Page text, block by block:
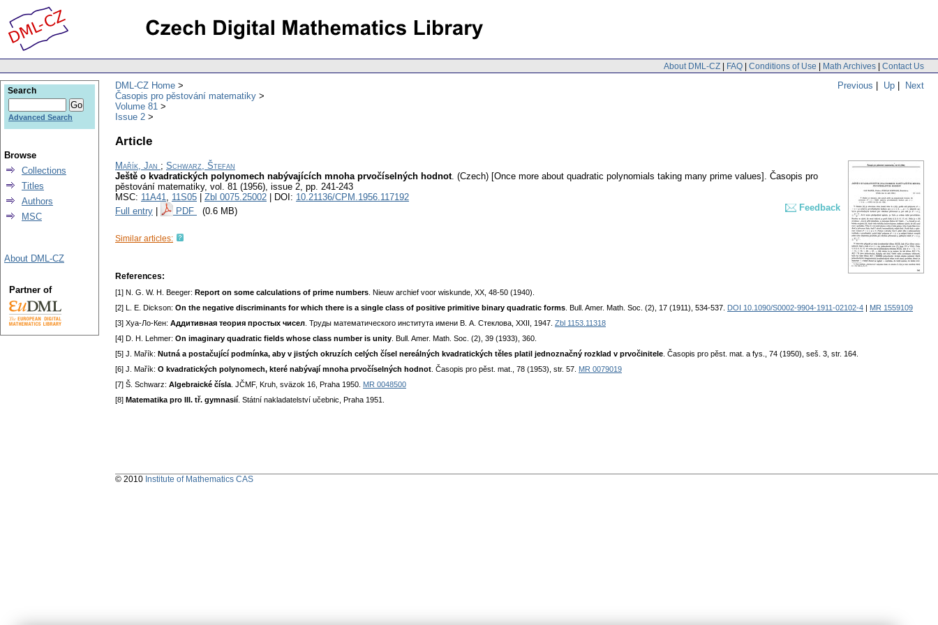
About DML-CZ | FAQ | Conditions of Use | Math Archives | Contact Us
Previous | Up | Next
DML-CZ Home
Časopis pro pěstování matematiky
Volume 81
Issue 2
Article
Mařík, Jan ; Schwarz, Štefan
Ještě o kvadratických polynomech nabývajících mnoha prvočíselných hodnot. (Czech) [Once more about quadratic polynomials taking many prime values]. Časopis pro
pěstování matematiky, vol. 81 (1956), issue 2, pp. 241-243
MSC: 11A41, 11S05 Zbl 0075.25002 | DOI: 10.21136/CPM.1956.117192
Full entry
PDF (0.6 MB) Feedback
Similar articles:
References:
[1] N. G. W. H. Beeger: Report on some calculations of prime numbers . Nieuw archief voor wiskunde, XX, 48-50 (1940).
[2] L. E. Dickson: On the negative discriminants for which there is a single class of positive primitive binary quadratic forms . Bull. Amer. Math. Soc. (2), 17 (1911), 534-537. DOI 10.1090/S0002-9904-1911-02102-4
MR 1559109
[3] Хуа-Ло-Кен: Аддитивная теория простых чисел . Труды математического института имени В. А. Стеклова, XXII, 1947. Zbl 1153.11318
[4] D. H. Lehmer: On imaginary quadratic fields whose class number is unity . Bull. Amer. Math. Soc. (2), 39 (1933), 360.
[5] J. Mařík: Nutná a postačující podmínka, aby v jistých okruzích celých čísel nereálných kvadratických těles platil jednoznačný rozklad v prvočinitele . Časopis pro pěst. mat. a fys., 74 (1950), seš. 3, str. 164.
[6] J. Mařík: O kvadratických polynomech, které nabývají mnoha prvočíselných hodnot . Časopis pro pěst. mat., 78 (1953), str. 57. MR 0079019
[7] Š. Schwarz: Algebraické čísla . JČMF, Kruh, sväzok 16, Praha 1950. MR 0048500
[8] Matematika pro III. tř. gymnasií . Státní nakladatelství učebnic, Praha 1951.
Search
Advanced Search
Browse
Collections
Titles
Authors
MSC
About DML-CZ
Partner of
© 2010 Institute of Mathematics CAS